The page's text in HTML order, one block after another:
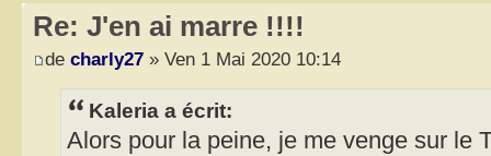
Re: J'en ai marre !!!!
de charly27 » Ven 1 Mai 2020 10:14
Kaleria a écrit:
Alors pour la peine, je me venge sur le